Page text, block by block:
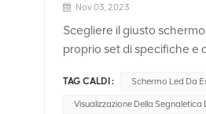
Nov 03, 2023
Scegliere il giusto
proprio set di specifiche e
principale della proposta
giusto visualizzazione
TAG CALDI : Schermo Led Da
Visualizzazione Della Segnaletica